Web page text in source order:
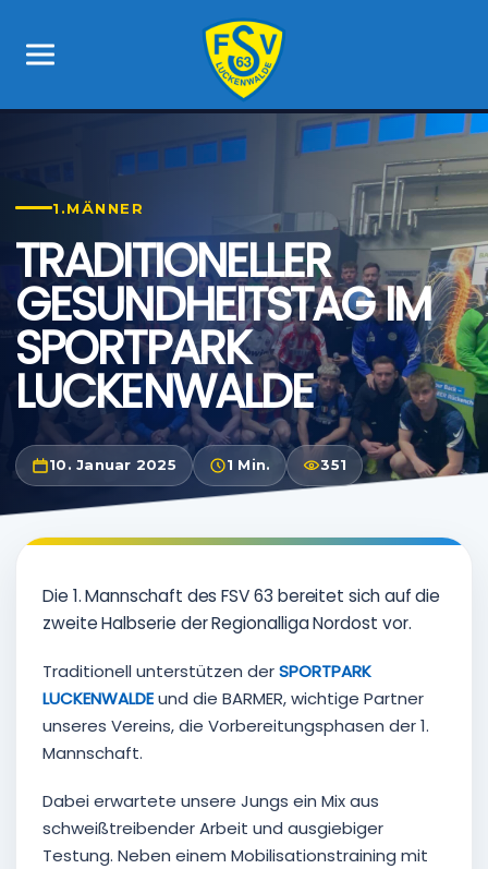
1.MÄNNER
TRADITIONELLER
GESUNDHEITSTAG IM
SPORTPARK
LUCKENWALDE
10. Januar 2025 1 Min. 351
Die 1. Mannschaft des FSV 63 bereitet sich auf die
zweite Halbserie der Regionalliga Nordost vor.
Traditionell unterstützen derSPORTPARK
LUCKENWALDEund die BARMER, wichtige Partner
unseres Vereins, die Vorbereitungsphasen der 1.
Mannschaft.
Dabei erwartete unsere Jungs ein Mix aus
schweißtreibender Arbeit und ausgiebiger
Testung. Neben einem Mobilisationstraining mit